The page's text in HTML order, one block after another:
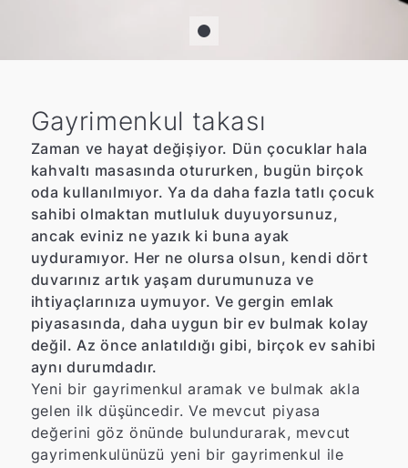
Gayrimenkul takası
Zaman ve hayat değişiyor. Dün çocuklar hala
kahvaltı masasında otururken, bugün birçok
oda kullanılmıyor. Ya da daha fazla tatlı çocuk
sahibi olmaktan mutluluk duyuyorsunuz,
ancak eviniz ne yazık ki buna ayak
uyduramıyor. Her ne olursa olsun, kendi dört
duvarınız artık yaşam durumunuza ve
ihtiyaçlarınıza uymuyor. Ve gergin emlak
piyasasında, daha uygun bir ev bulmak kolay
değil. Az önce anlatıldığı gibi, birçok ev sahibi
aynı durumdadır.
Yeni bir gayrimenkul aramak ve bulmak akla
gelen ilk düşüncedir. Ve mevcut piyasa
değerini göz önünde bulundurarak, mevcut
gayrimenkulünüzü yeni bir gayrimenkul ile